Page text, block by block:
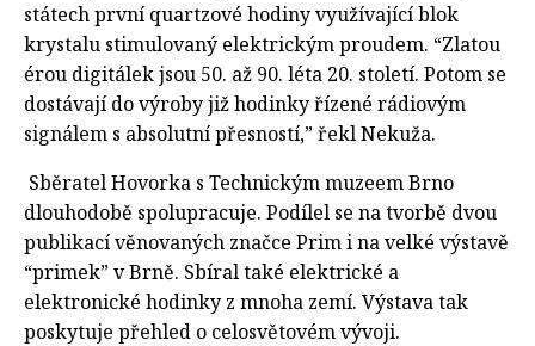
státech první quartzové hodiny využívající blok
krystalu stimulovaný elektrickým proudem. “Zlatou
érou digitálek jsou 50. až 90. léta 20. století. Potom se
dostávají do výroby již hodinky řízené rádiovým
signálem s absolutní přesností,” řekl Nekuža.
Sběratel Hovorka s Technickým muzeem Brno
dlouhodobě spolupracuje. Podílel se na tvorbě dvou
publikací věnovaných značce Prim i na velké výstavě
“primek” v Brně. Sbíral také elektrické a
elektronické hodinky z mnoha zemí. Výstava tak
poskytuje přehled o celosvětovém vývoji.